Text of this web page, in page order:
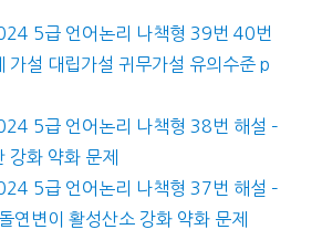
5급 언어논리 나책형 39번 40번
가설 대립가설 귀무가설 유의수준 p
5급 언어논리 나책형 38번 해설 –
강화 약화 문제
5급 언어논리 나책형 37번 해설 –
연변이 활성산소 강화 약화 문제